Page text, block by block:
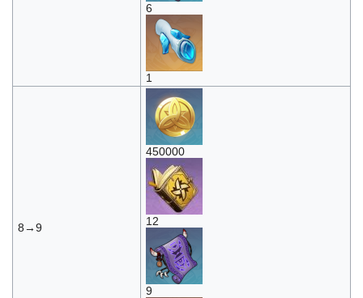
6
1
8→9
450000
12
9